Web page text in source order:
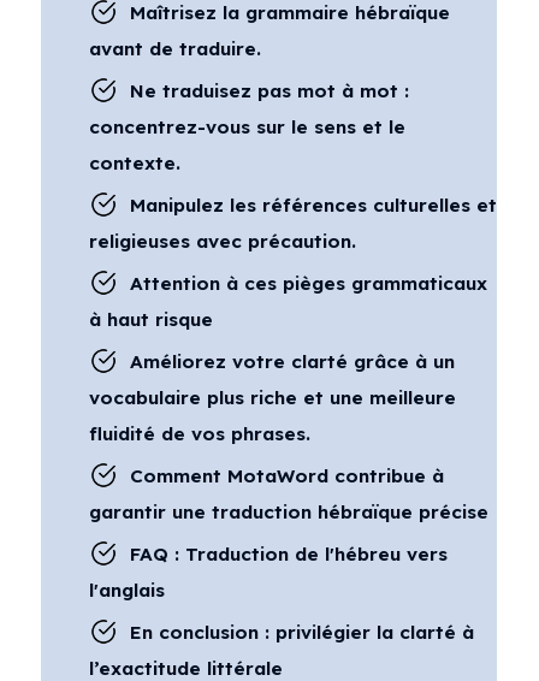
Maîtrisez la grammaire hébraïque
avant de traduire.
Ne traduisez pas mot à mot :
concentrez-vous sur le sens et le
contexte.
Manipulez les références culturelles et
religieuses avec précaution.
Attention à ces pièges grammaticaux
à haut risque
Améliorez votre clarté grâce à un
vocabulaire plus riche et une meilleure
fluidité de vos phrases.
Comment MotaWord contribue à
garantir une traduction hébraïque précise
FAQ : Traduction de l'hébreu vers
l'anglais
En conclusion : privilégier la clarté à
l’exactitude littérale